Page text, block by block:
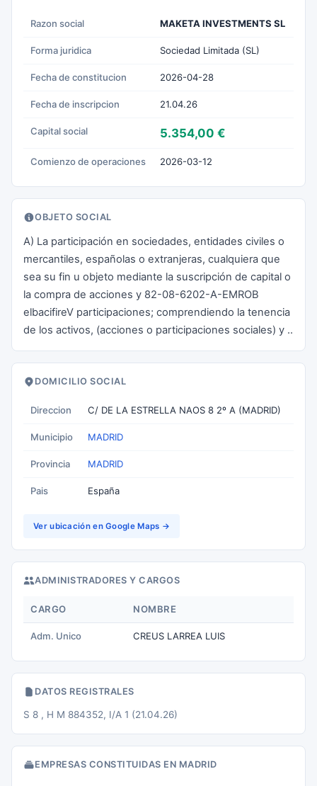
Razon social MAKETA INVESTMENTS SL
Forma juridica Sociedad Limitada (SL)
Fecha de constitucion 2026-04-28
Fecha de inscripcion 21.04.26
Capital social 5.354,00 €
Comienzo de operaciones 2026-03-12
OBJETO SOCIAL
A) La participación en sociedades, entidades civiles o
mercantiles, españolas o extranjeras, cualquiera que
sea su fin u objeto mediante la suscripción de capital o
la compra de acciones y 82-08-6202-A-EMROB
elbacifireV participaciones; comprendiendo la tenencia
de los activos, (acciones o participaciones sociales) y ..
DOMICILIO SOCIAL
Direccion C/ DE LA ESTRELLA NAOS 8 2º A (MADRID)
Municipio MADRID
Provincia MADRID
Pais España
Ver ubicación en Google Maps →
ADMINISTRADORES Y CARGOS
CARGO NOMBRE
Adm. Unico CREUS LARREA LUIS
DATOS REGISTRALES
S 8 , H M 884352, I/A 1 (21.04.26)
EMPRESAS CONSTITUIDAS EN MADRID